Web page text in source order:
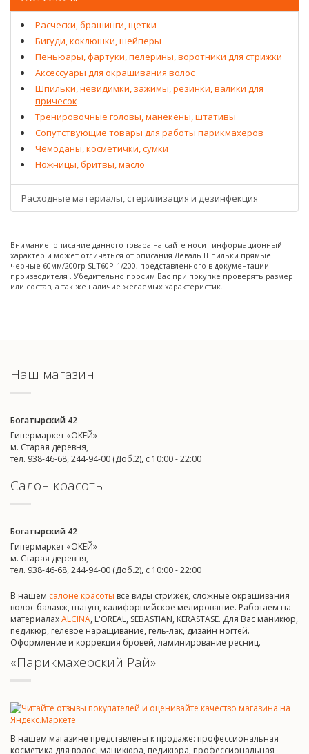
Расчески, брашинги, щетки
Бигуди, коклюшки, шейперы
Пеньюары, фартуки, пелерины, воротники для стрижки
Аксессуары для окрашивания волос
Шпильки, невидимки, зажимы, резинки, валики для
причесок
Тренировочные головы, манекены, штативы
Сопутствующие товары для работы парикмахеров
Чемоданы, косметички, сумки
Ножницы, бритвы, масло
Расходные материалы, стерилизация и дезинфекция
Внимание: описание данного товара на сайте носит информационный
характер и может отличаться от описания Деваль Шпильки прямые
черные 60мм/200гр SLT60P-1/200, представленного в документации
производителя . Убедительно просим Вас при покупке проверять размер
или состав, а так же наличие желаемых характеристик.
Наш магазин
Богатырский 42
Гипермаркет «ОКЕЙ»
м. Старая деревня,
тел. 938-46-68, 244-94-00 (Доб.2), c 10:00 - 22:00
Салон красоты
Богатырский 42
Гипермаркет «ОКЕЙ»
м. Старая деревня,
тел. 938-46-68, 244-94-00 (Доб.2), c 10:00 - 22:00
В нашем салоне красоты все виды стрижек, сложные окрашивания
волос балаяж, шатуш, калифорнийское мелирование. Работаем на
материалахALCINA, L'OREAL, SEBASTIAN, KERASTASE. Для Вас маникюр,
педикюр, гелевое наращивание, гель-лак, дизайн ногтей.
Оформление и коррекция бровей, ламинирование ресниц.
«Парикмахерский Рай»
В нашем магазине представлены к продаже: профессиональная
косметика для волос, маникюра, педикюра, профессиональная